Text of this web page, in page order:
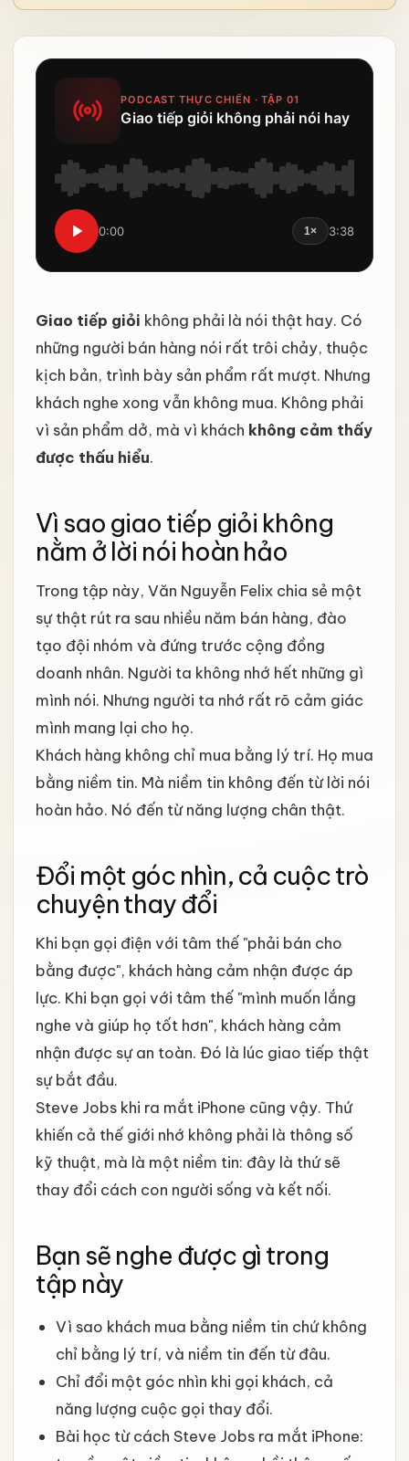
Giao tiếp giỏi không phải là nói thật hay. Có
những người bán hàng nói rất trôi chảy, thuộc
kịch bản, trình bày sản phẩm rất mượt. Nhưng
khách nghe xong vẫn không mua. Không phải
vì sản phẩm dở, mà vì khách không cảm thấy
được thấu hiểu.
Vì sao giao tiếp giỏi không
nằm ở lời nói hoàn hảo
Trong tập này, Văn Nguyễn Felix chia sẻ một
sự thật rút ra sau nhiều năm bán hàng, đào
tạo đội nhóm và đứng trước cộng đồng
doanh nhân. Người ta không nhớ hết những gì
mình nói. Nhưng người ta nhớ rất rõ cảm giác
mình mang lại cho họ.
Khách hàng không chỉ mua bằng lý trí. Họ mua
bằng niềm tin. Mà niềm tin không đến từ lời nói
hoàn hảo. Nó đến từ năng lượng chân thật.
Đổi một góc nhìn, cả cuộc trò
chuyện thay đổi
Khi bạn gọi điện với tâm thế "phải bán cho
bằng được", khách hàng cảm nhận được áp
lực. Khi bạn gọi với tâm thế "mình muốn lắng
nghe và giúp họ tốt hơn", khách hàng cảm
nhận được sự an toàn. Đó là lúc giao tiếp thật
sự bắt đầu.
Steve Jobs khi ra mắt iPhone cũng vậy. Thứ
khiến cả thế giới nhớ không phải là thông số
kỹ thuật, mà là một niềm tin: đây là thứ sẽ
thay đổi cách con người sống và kết nối.
Bạn sẽ nghe được gì trong
tập này
Vì sao khách mua bằng niềm tin chứ không
chỉ bằng lý trí, và niềm tin đến từ đâu.
Chỉ đổi một góc nhìn khi gọi khách, cả
năng lượng cuộc gọi thay đổi.
Bài học từ cách Steve Jobs ra mắt iPhone: